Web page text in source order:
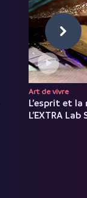
Art de vivre
L’esprit et
L’EXTRA Lab